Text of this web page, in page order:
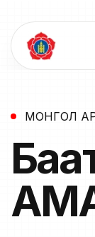
МОНГОЛ